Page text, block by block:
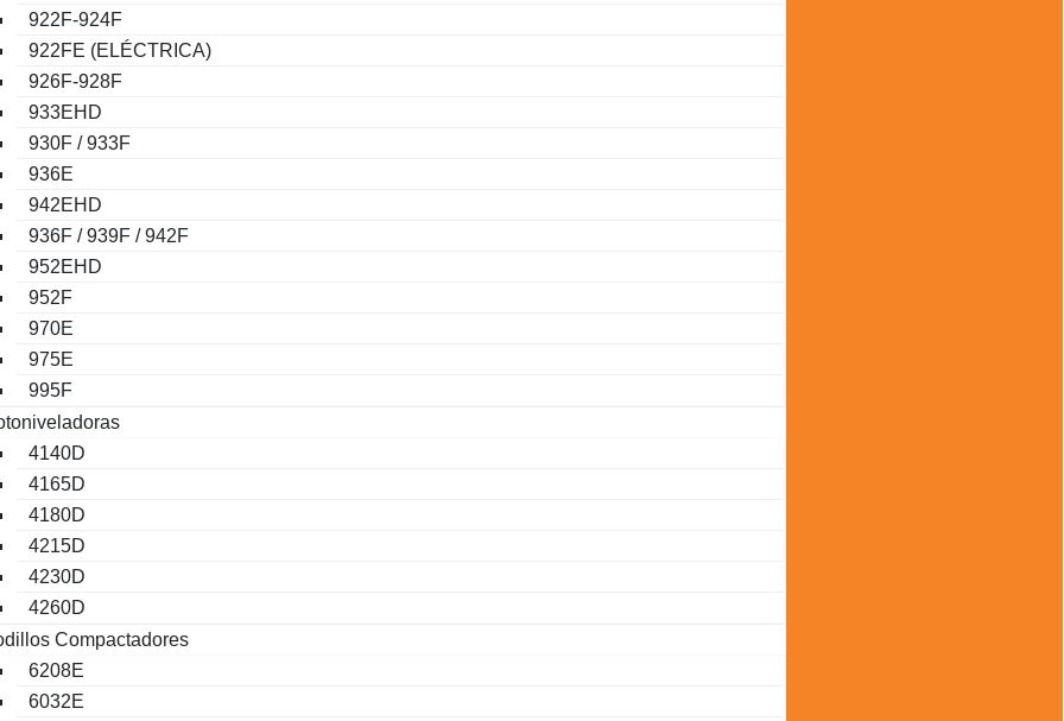
922F-924F
922FE (ELÉCTRICA)
926F-928F
933EHD
930F / 933F
936E
942EHD
936F / 939F / 942F
952EHD
952F
970E
975E
995F
4140D
4165D
4180D
4215D
4230D
4260D
Compactadores
6208E
6032E